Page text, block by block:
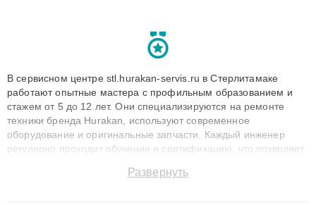
В сервисном центре stl.hurakan-servis.ru в Стерлитамаке
работают опытные мастера с профильным образованием и
стажем от 5 до 12 лет. Они специализируются на ремонте
техники бренда Hurakan, используют современное
оборудование и оригинальные запчасти. Каждый инженер
регулярно проходит обучение и сертификацию, что позволяет
технику с сохранением гарантии до 3 лет. Наши мастера
Развернуть